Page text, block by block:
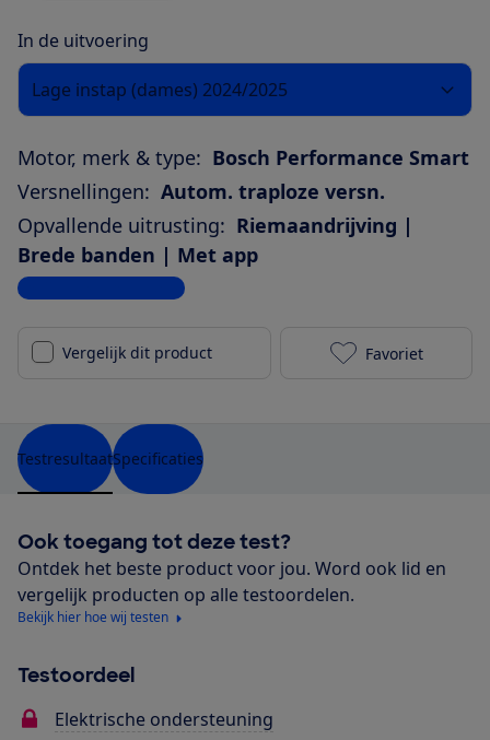
In de uitvoering
Lage instap (dames) 2024/2025
Motor, merk & type: Bosch Performance Smart
Versnellingen: Autom. traploze versn.
Opvallende uitrusting: Riemaandrijving |
Brede banden | Met app
Bekijk alle specificaties
Vergelijk dit product Dutch ID
Favoriet
TestresultaatSpecificaties
Ook toegang tot deze test?
Ontdek het beste product voor jou. Word ook lid en
vergelijk producten op alle testoordelen.
Bekijk hier hoe wij testen
Testoordeel
Elektrische ondersteuning